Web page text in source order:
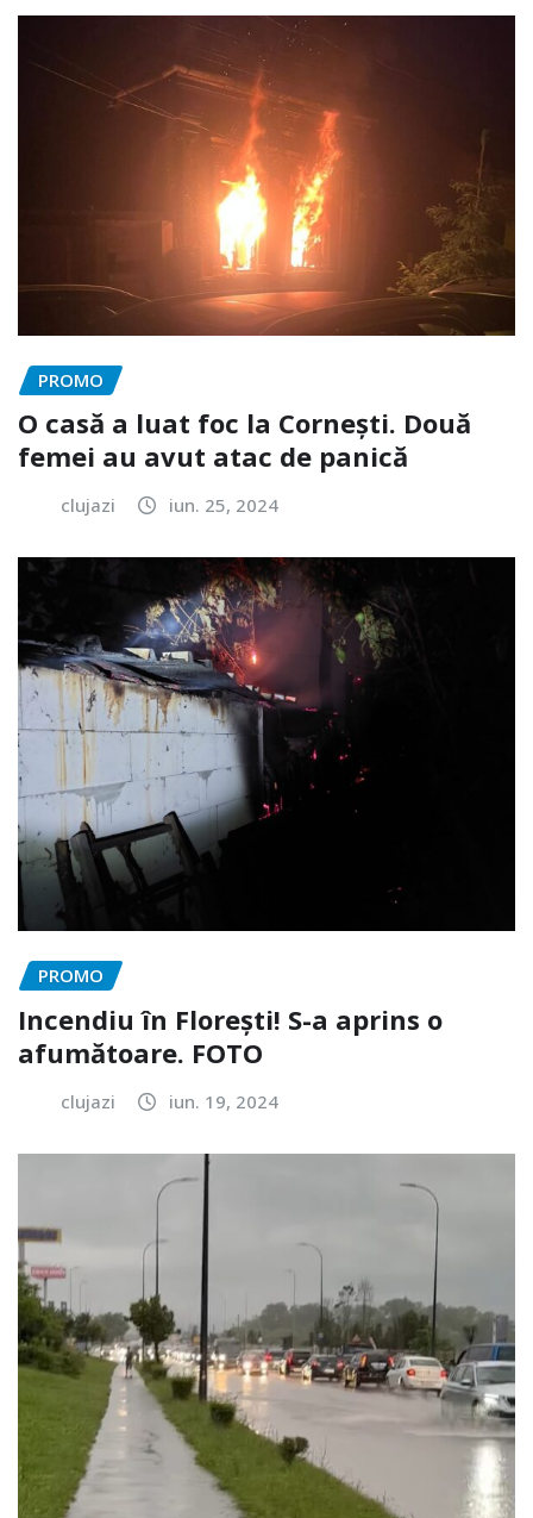
PROMO
O casă a luat foc la Cornești. Două
femei au avut atac de panică
clujazi iun. 25, 2024
PROMO
Incendiu în Florești! S-a aprins o
afumătoare. FOTO
clujazi iun. 19, 2024